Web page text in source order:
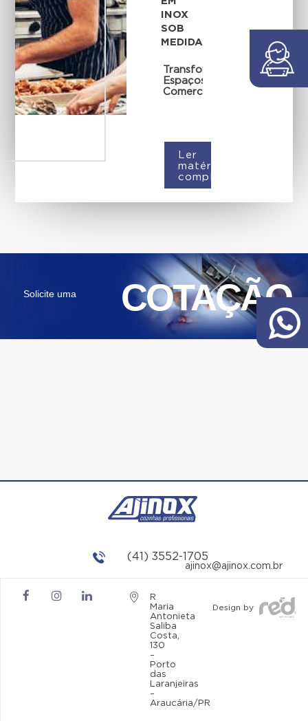
INOX
SOB
MEDIDA
Transformando
Espaços
Comerciais
Ler
matéria
completa
Solicite uma COTAÇÃO
(41) 3552-1705
ajinox@ajinox.com.br
R
Maria
Antonieta
Saliba
Costa,
130
–
Porto
das
Laranjeiras
–
Araucária/PR
Design by